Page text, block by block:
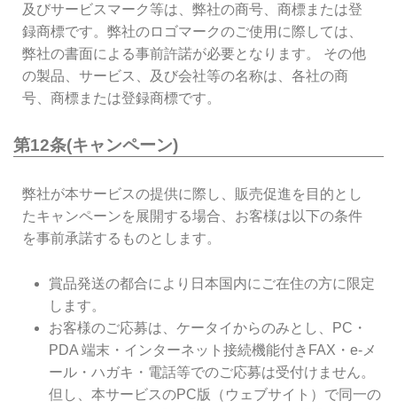
及びサービスマーク等は、弊社の商号、商標または登
録商標です。弊社のロゴマークのご使用に際しては、
弊社の書面による事前許諾が必要となります。 その他
の製品、サービス、及び会社等の名称は、各社の商
号、商標または登録商標です。
第12条(キャンペーン)
弊社が本サービスの提供に際し、販売促進を目的とし
たキャンペーンを展開する場合、お客様は以下の条件
を事前承諾するものとします。
賞品発送の都合により日本国内にご在住の方に限定
します。
お客様のご応募は、ケータイからのみとし、PC・
PDA 端末・インターネット接続機能付きFAX・e-メ
ール・ハガキ・電話等でのご応募は受付けません。
但し、本サービスのPC版（ウェブサイト）で同一の